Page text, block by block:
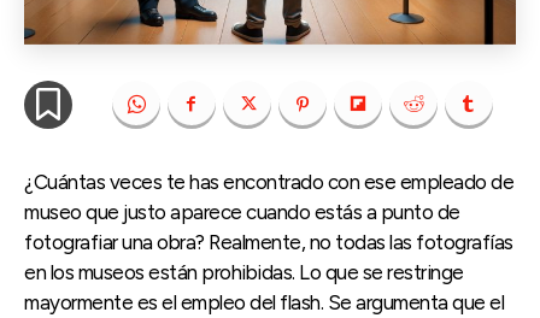
¿Cuántas veces te has encontrado con ese empleado de
museo que justo aparece cuando estás a punto de
fotografiar una obra? Realmente, no todas las fotografías
en los museos están prohibidas. Lo que se restringe
mayormente es el empleo del flash. Se argumenta que el